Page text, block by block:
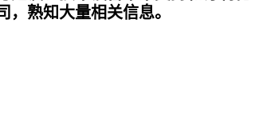
熟知大量相关信息。